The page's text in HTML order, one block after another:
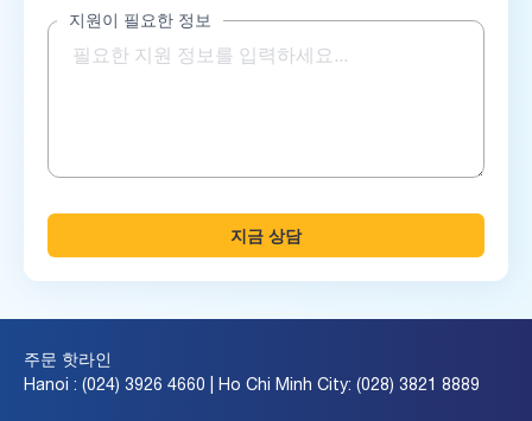
지원이 필요한 정보
지금 상담
주문 핫라인
Hanoi : (024) 3926 4660 | Ho Chi Minh City: (028) 3821 8889